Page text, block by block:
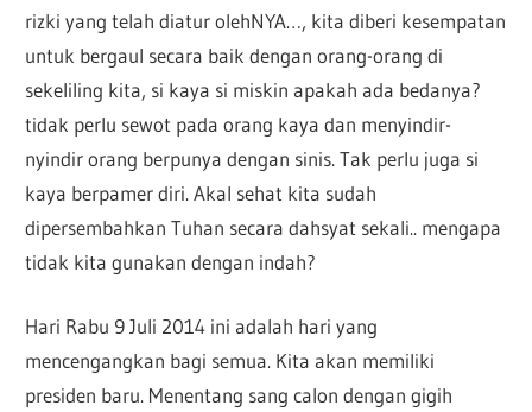
rizki yang telah diatur olehNYA…, kita diberi kesempatan
untuk bergaul secara baik dengan orang-orang di
sekeliling kita, si kaya si miskin apakah ada bedanya?
tidak perlu sewot pada orang kaya dan menyindir-
nyindir orang berpunya dengan sinis. Tak perlu juga si
kaya berpamer diri. Akal sehat kita sudah
dipersembahkan Tuhan secara dahsyat sekali.. mengapa
tidak kita gunakan dengan indah?
Hari Rabu 9 Juli 2014 ini adalah hari yang
mencengangkan bagi semua. Kita akan memiliki
presiden baru. Menentang sang calon dengan gigih